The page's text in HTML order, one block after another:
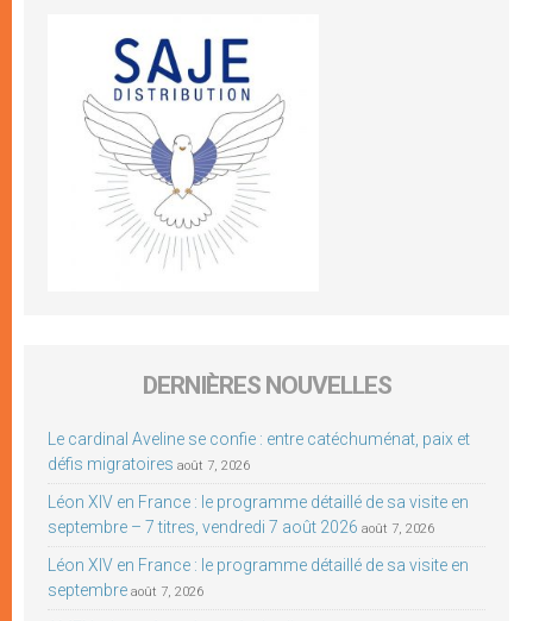
DERNIÈRES NOUVELLES
Le cardinal Aveline se confie : entre catéchuménat, paix et
défis migratoires août 7, 2026
Léon XIV en France : le programme détaillé de sa visite en
septembre – 7 titres, vendredi 7 août 2026 août 7, 2026
Léon XIV en France : le programme détaillé de sa visite en
septembre août 7, 2026